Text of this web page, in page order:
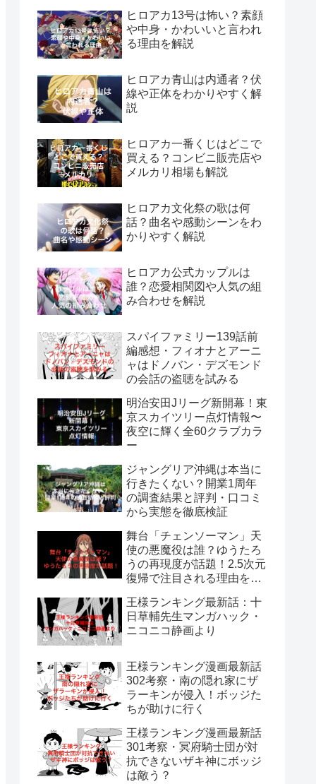
ヒロアカ13号は怖い？素顔
や中身・かわいいと言われ
る理由を解説
ヒロアカ青山は内通者？伏
線や正体をわかりやすく解
説
ヒロアカ一番くじはどこで
買える？コンビニ販売店や
メルカリ相場も解説
ヒロアカ文化祭の歌は何
話？曲名や感動シーンをわ
かりやすく解説
ヒロアカ公式カップルは
誰？恋愛相関図や人気の組
み合わせを解説
スパイファミリー139話前
編感想・フィオナとアーニ
ャはドノバン・デズモンド
の会話の盗聴を試みる
明治安田Jリーグ新開幕！東
京スカイツリー点灯情報〜
夜空に輝く全60クラブカラ
ー
ジャングリア沖縄は本当に
行きたくない？開業1周年
の調査結果と評判・口コミ
から実態を徹底検証
舞台「チェンソーマン」天
使の悪魔役は誰？ゆうたろ
うの再現度が話題！2.5次元
復帰で注目される理由を解
王様ランキング最新話：十
日草輔先生マンガハック・
ニコニコ静画より
王様ランキング漫画最新話
302考察・南の隠れ家にザ
ラーキンが侵入！ボッジた
ちが助けに行く
王様ランキング漫画最新話
301考察・冥府騎士団が対
抗できないザキ神にボッジ
は敵う？